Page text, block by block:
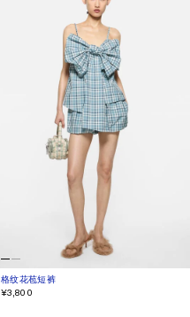
格纹花苞短裤
当前颜色： 蓝色/白色
價格：¥3,800。
¥3,800